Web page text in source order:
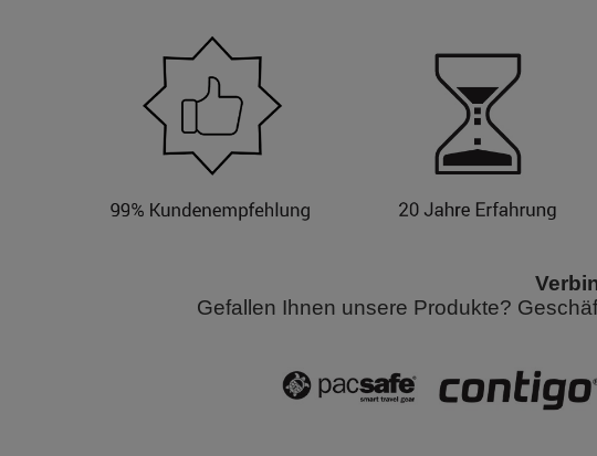
Gefallen Ihnen unsere Produkte?